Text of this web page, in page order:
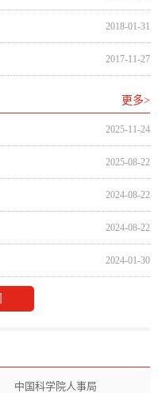
2018-01-31
2017-11-27
更多>
2025-11-24
2025-08-22
2024-08-22
2024-08-22
2024-01-30
中国科学院人事局